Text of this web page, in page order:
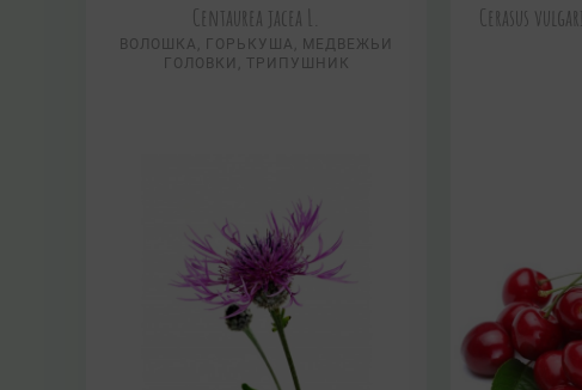
Centaurea jacea L.
ВОЛОШКА, ГОРЬКУША, МЕДВЕЖЬИ
ГОЛОВКИ, ТРИПУШНИК
Cerasus